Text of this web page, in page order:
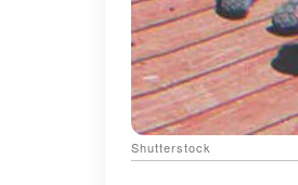
Shutterstock